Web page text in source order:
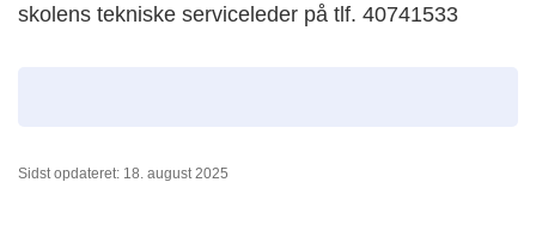
skolens tekniske serviceleder på tlf. 40741533
Sidst opdateret: 18. august 2025